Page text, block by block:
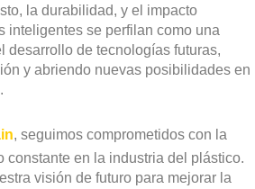
la durabilidad, y el impacto
inteligentes se perfilan como una
desarrollo de tecnologías futuras,
y abriendo nuevas posibilidades en
, seguimos comprometidos con la
constante en la industria del plástico.
visión de futuro para mejorar la